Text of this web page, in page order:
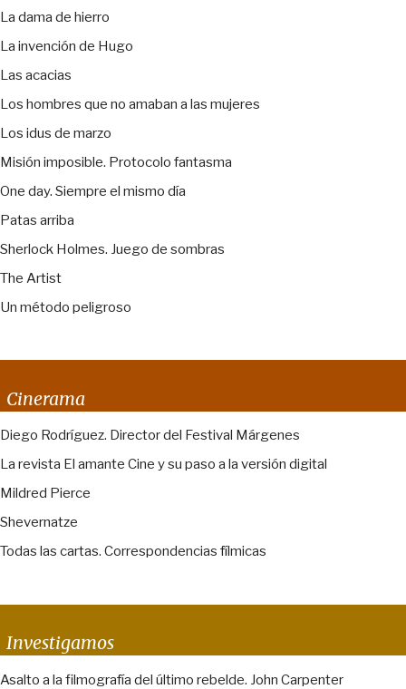
La dama de hierro
La invención de Hugo
Las acacias
Los hombres que no amaban a las mujeres
Los idus de marzo
Misión imposible. Protocolo fantasma
One day. Siempre el mismo día
Patas arriba
Sherlock Holmes. Juego de sombras
The Artist
Un método peligroso
Cinerama
Diego Rodríguez. Director del Festival Márgenes
La revista El amante Cine y su paso a la versión digital
Mildred Pierce
Shevernatze
Todas las cartas. Correspondencias fílmicas
Investigamos
Asalto a la filmografía del último rebelde. John Carpenter